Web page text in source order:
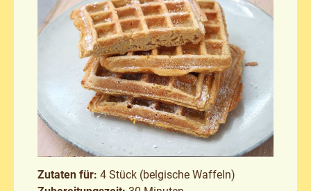
Zutaten für: 4 Stück (belgische Waffeln)